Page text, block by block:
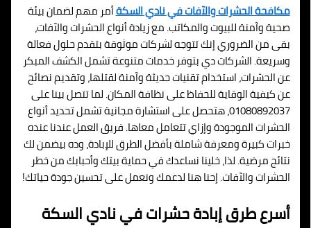
مكافحة الحشرات والآفات في نادي السكةأمر مهم لضمان بيئة
صحية وآمنة للبيوت والمكاتب. مع زيادة أنواع الحشرات والآفات،
بقى من الضروري إنك تتوجه لشركات موثوقة بتقدم حلول فعالة
وسريعة. الشركات دي بتوفر خدمات متنوعة تشمل الكشف المبكر
عن الحشرات، استخدام تقنيات حديثة وآمنة لقتلها، وتقديم نصائح
عن كيفية الوقاية للحفاظ على نظافة المكان. لما تتصل بينا على
01080892037، هتحصل على استشارة مجانية تشمل تحديد أنواع
الحشرات الموجودة وإزاي تتعامل معاها. فريق العمل عندنا عنده
خبرات كبيرة ومعرفة شاملة بأفضل الطرق للإبادة، وده بيضمن لك
نتائج مرضية. لذا، خلينا نساعدك في حماية بيتك وأحبابك من خطر
الحشرات والآفات. إحنا هنا لدعمك ونعمل على تحسين جودة حياتك!
أسرع طرق إبادة حشرات في نادي السكة